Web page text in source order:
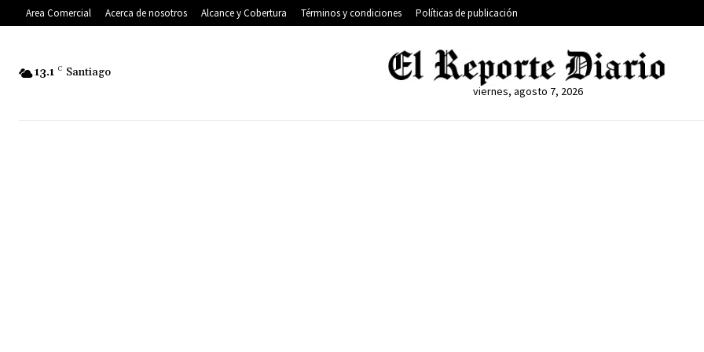
Area Comercial Acerca de nosotros Alcance y Cobertura Términos y condiciones Políticas de publicación
13.1 C Santiago
viernes, agosto 7, 2026